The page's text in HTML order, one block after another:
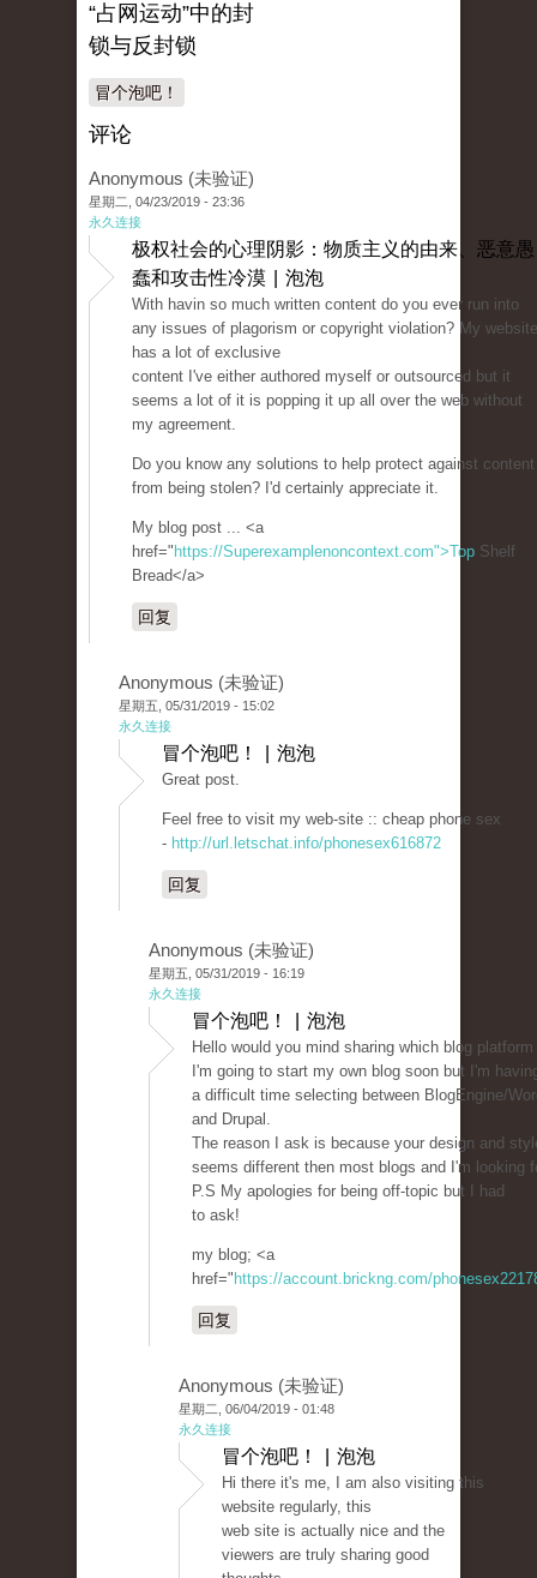
“占网运动”中的封
锁与反封锁
冒个泡吧！
评论
Anonymous (未验证)
星期二, 04/23/2019 - 23:36
永久连接
极权社会的心理阴影：物质主义的由来、恶意愚
蠢和攻击性冷漠 | 泡泡
With havin so much written content do you ever run into
any issues of plagorism or copyright violation? My website
has a lot of exclusive
content I've either authored myself or outsourced but it
seems a lot of it is popping it up all over the web without
my agreement.
Do you know any solutions to help protect against content
from being stolen? I'd certainly appreciate it.
My blog post ... <a
href=" https://Superexamplenoncontext.com">Top Shelf
Bread</a>
回复
Anonymous (未验证)
星期五, 05/31/2019 - 15:02
永久连接
冒个泡吧！ | 泡泡
Great post.
Feel free to visit my web-site :: cheap phone sex
- http://url.letschat.info/phonesex616872
回复
Anonymous (未验证)
星期五, 05/31/2019 - 16:19
永久连接
冒个泡吧！ | 泡泡
Hello would you mind sharing which blog
I'm going to start my own blog soon but I'm
a difficult time selecting between BlogEngine/
and Drupal.
The reason I ask is because your design and
seems different then most blogs and I'm looking
P.S My apologies for being off-topic but I had
to ask!
my blog; <a
href=" https://account.brickng.com/
回复
Anonymous (未验证)
星期二, 06/04/2019 - 01:48
永久连接
冒个泡吧！ | 泡泡
Hi there it's me, I am also visiting this
website regularly, this
web site is actually nice and the
viewers are truly sharing good